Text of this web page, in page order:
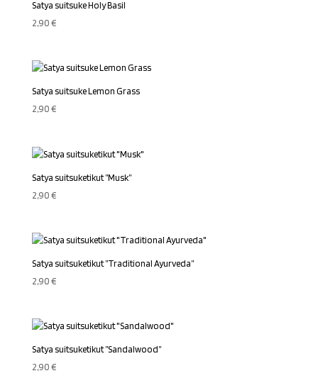
Satya suitsuke Holy Basil
2,90€
Satya suitsuke Lemon Grass
2,90€
Satya suitsuketikut ”Musk”
2,90€
Satya suitsuketikut ”Traditional Ayurveda”
2,90€
Satya suitsuketikut ”Sandalwood”
2,90€